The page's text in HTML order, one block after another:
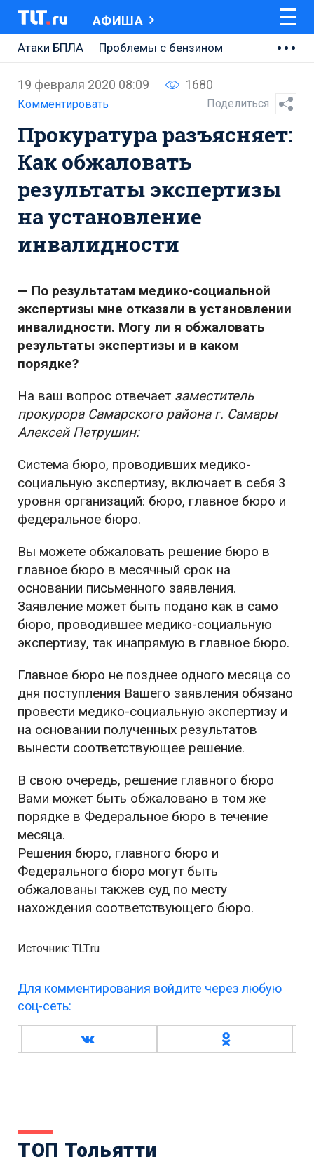
АФИША
Атаки БПЛА
Проблемы с бензином
АВТОВАЗ
Ремонт Центральной площади
Ремонт Обводного шоссе
Набережная Тольятти
Неделя Тольятти
19 февраля 2020 08:09 1680
Комментировать Поделиться
Прокуратура разъясняет:
Как обжаловать
результаты экспертизы
на установление
инвалидности
— По результатам медико-социальной
экспертизы мне отказали в установлении
инвалидности. Могу ли я обжаловать
результаты экспертизы и в каком
порядке?
На ваш вопрос отвечает заместитель
прокурора Самарского района г. Самары
Алексей Петрушин:
Система бюро, проводивших медико-
социальную экспертизу, включает в себя 3
уровня организаций: бюро, главное бюро и
федеральное бюро.
Вы можете обжаловать решение бюро в
главное бюро в месячный срок на
основании письменного заявления.
Заявление может быть подано как в само
бюро, проводившее медико-социальную
экспертизу, так инапрямую в главное бюро.
Главное бюро не позднее одного месяца со
дня поступления Вашего заявления обязано
провести медико-социальную экспертизу и
на основании полученных результатов
вынести соответствующее решение.
В свою очередь, решение главного бюро
Вами может быть обжаловано в том же
порядке в Федеральное бюро в течение
месяца.
Решения бюро, главного бюро и
Федерального бюро могут быть
обжалованы такжев суд по месту
нахождения соответствующего бюро.
Источник: TLT.ru
Для комментирования войдите через любую
соц-сеть:
ТОП Тольятти